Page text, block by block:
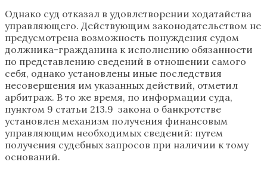
Однако суд отказал в удовлетворении ходатайства
управляющего. Действующим законодательством не
предусмотрена возможность понуждения судом
должника-гражданина к исполнению обязанности
по представлению сведений в отношении самого
себя, однако установлены иные последствия
несовершения им указанных действий, отметил
арбитраж. В то же время, по информации суда,
пунктом 9 статьи 213.9 закона о банкротстве
установлен механизм получения финансовым
управляющим необходимых сведений: путем
получения судебных запросов при наличии к тому
оснований.